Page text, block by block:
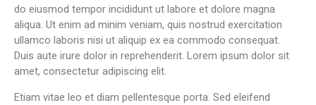
do eiusmod tempor incididunt ut labore et dolore magna
aliqua. Ut enim ad minim veniam, quis nostrud exercitation
ullamco laboris nisi ut aliquip ex ea commodo consequat.
Duis aute irure dolor in reprehenderit. Lorem ipsum dolor sit
amet, consectetur adipiscing elit.
Etiam vitae leo et diam pellentesque porta. Sed eleifend